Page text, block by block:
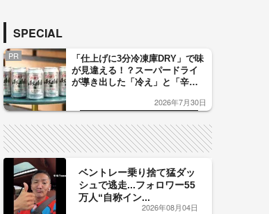
SPECIAL
PR
「仕上げに3分冷凍庫DRY」で味
が見違える！？スーパードライ
が導き出した「冷え」と「辛
した「辛口カーブ」が飲み頃の
2026年7月30日
ベントレー乗り捨て猛ダッ
シュで逃走...フォロワー55
万人“自称イン...
2026年08月04日